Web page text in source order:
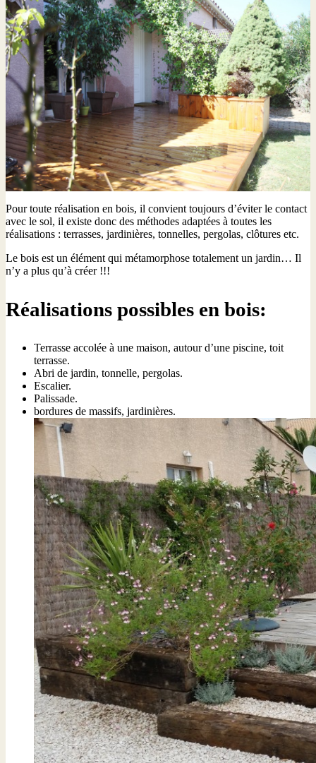
Pour toute réalisation en bois, il convient toujours d’éviter le contact
avec le sol, il existe donc des méthodes adaptées à toutes les
réalisations : terrasses, jardinières, tonnelles, pergolas, clôtures etc.
Le bois est un élément qui métamorphose totalement un jardin… Il
n’y a plus qu’à créer !!!
Réalisations possibles en bois:
Terrasse accolée à une maison, autour d’une piscine, toit
terrasse.
Abri de jardin, tonnelle, pergolas.
Escalier.
Palissade.
bordures de massifs, jardinières.